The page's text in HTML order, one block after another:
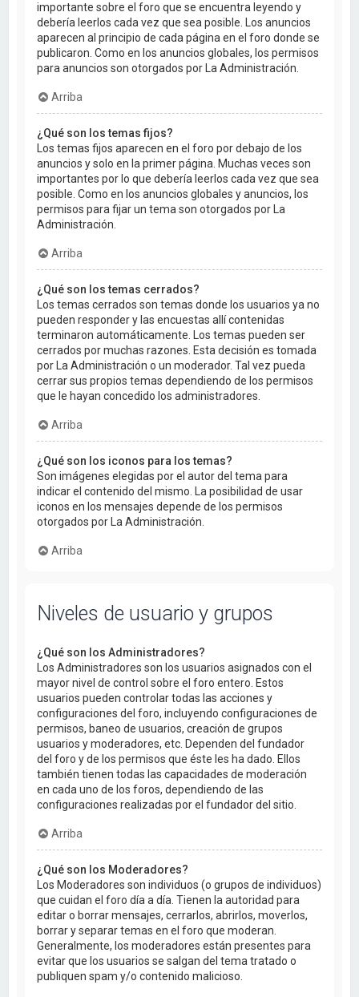
importante sobre el foro que se encuentra leyendo y
debería leerlos cada vez que sea posible. Los anuncios
aparecen al principio de cada página en el foro donde se
publicaron. Como en los anuncios globales, los permisos
para anuncios son otorgados por La Administración.
Arriba
¿Qué son los temas fijos?
Los temas fijos aparecen en el foro por debajo de los
anuncios y solo en la primer página. Muchas veces son
importantes por lo que debería leerlos cada vez que sea
posible. Como en los anuncios globales y anuncios, los
permisos para fijar un tema son otorgados por La
Administración.
Arriba
¿Qué son los temas cerrados?
Los temas cerrados son temas donde los usuarios ya no
pueden responder y las encuestas allí contenidas
terminaron automáticamente. Los temas pueden ser
cerrados por muchas razones. Esta decisión es tomada
por La Administración o un moderador. Tal vez pueda
cerrar sus propios temas dependiendo de los permisos
que le hayan concedido los administradores.
Arriba
¿Qué son los iconos para los temas?
Son imágenes elegidas por el autor del tema para
indicar el contenido del mismo. La posibilidad de usar
iconos en los mensajes depende de los permisos
otorgados por La Administración.
Arriba
Niveles de usuario y grupos
¿Qué son los Administradores?
Los Administradores son los usuarios asignados con el
mayor nivel de control sobre el foro entero. Estos
usuarios pueden controlar todas las acciones y
configuraciones del foro, incluyendo configuraciones de
permisos, baneo de usuarios, creación de grupos
usuarios y moderadores, etc. Dependen del fundador
del foro y de los permisos que éste les ha dado. Ellos
también tienen todas las capacidades de moderación
en cada uno de los foros, dependiendo de las
configuraciones realizadas por el fundador del sitio.
Arriba
¿Qué son los Moderadores?
Los Moderadores son individuos (o grupos de individuos)
que cuidan el foro día a día. Tienen la autoridad para
editar o borrar mensajes, cerrarlos, abrirlos, moverlos,
borrar y separar temas en el foro que moderan.
Generalmente, los moderadores están presentes para
evitar que los usuarios se salgan del tema tratado o
publiquen spam y/o contenido malicioso.